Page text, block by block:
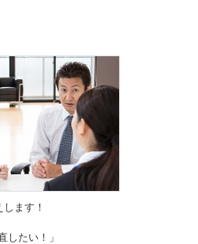
ます！
したい！」